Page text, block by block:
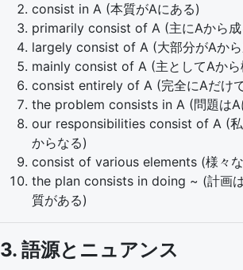
consist in A (本質がAにある)
primarily consist of A (主にAから成
largely consist of A (大部分がAか
mainly consist of A (主としてAから
consist entirely of A (完全にAだけ
the problem consists in A (問題はA
our responsibilities consist of A (私
からなる)
consist of various elements (様々
the plan consists in doing ~ (計画
質がある)
3. 語源とニュアンス